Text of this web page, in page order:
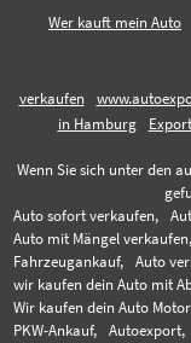
Wer kauft mein Auto
verkaufen
in Hamburg
Wenn Sie sich unter den
Auto sofort verkaufen,
Auto mit Mängel verkaufen,
Fahrzeugankauf,
Auto
wir kaufen dein Auto mit
Wir kaufen dein Auto
PKW-Ankauf,
Autoexport,